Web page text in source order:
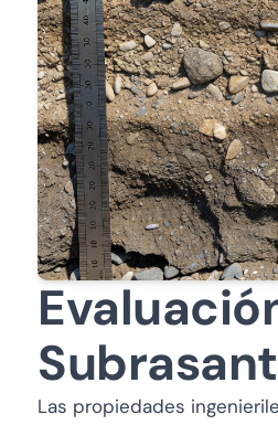
Las propiedades